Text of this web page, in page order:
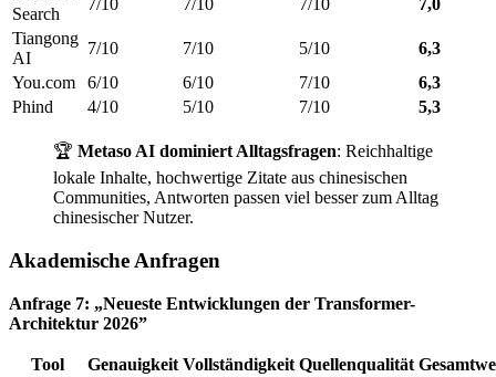
Search
7/10 7/10 7/10
7,0
Tiangong
AI
7/10 7/10 5/10
6,3
You.com
6/10 6/10 7/10
6,3
Phind
4/10 5/10 7/10 5,3
🏆 Metaso AI dominiert Alltagsfragen: Reichhaltige
lokale Inhalte, hochwertige Zitate aus chinesischen
Communities, Antworten passen viel besser zum Alltag
chinesischer Nutzer.
Akademische Anfragen
Anfrage 7: „Neueste Entwicklungen der Transformer-
Architektur 2026”
Tool Genauigkeit Vollständigkeit Quellenqualität